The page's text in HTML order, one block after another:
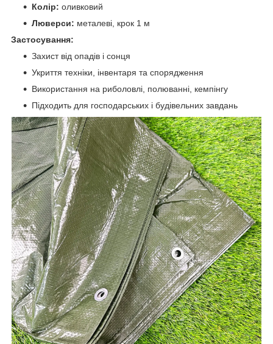
Колір: оливковий
Люверси: металеві, крок 1 м
Застосування:
Захист від опадів і сонця
Укриття техніки, інвентаря та спорядження
Використання на риболовлі, полюванні, кемпінгу
Підходить для господарських і будівельних завдань